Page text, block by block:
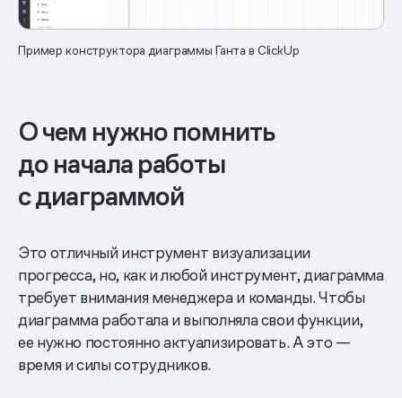
Пример конструктора диаграммы Ганта в ClickUp
О чем нужно помнить
до начала работы
с диаграммой
Это отличный инструмент визуализации
прогресса, но, как и любой инструмент, диаграмма
требует внимания менеджера и команды. Чтобы
диаграмма работала и выполняла свои функции,
ее нужно постоянно актуализировать. А это —
время и силы сотрудников.